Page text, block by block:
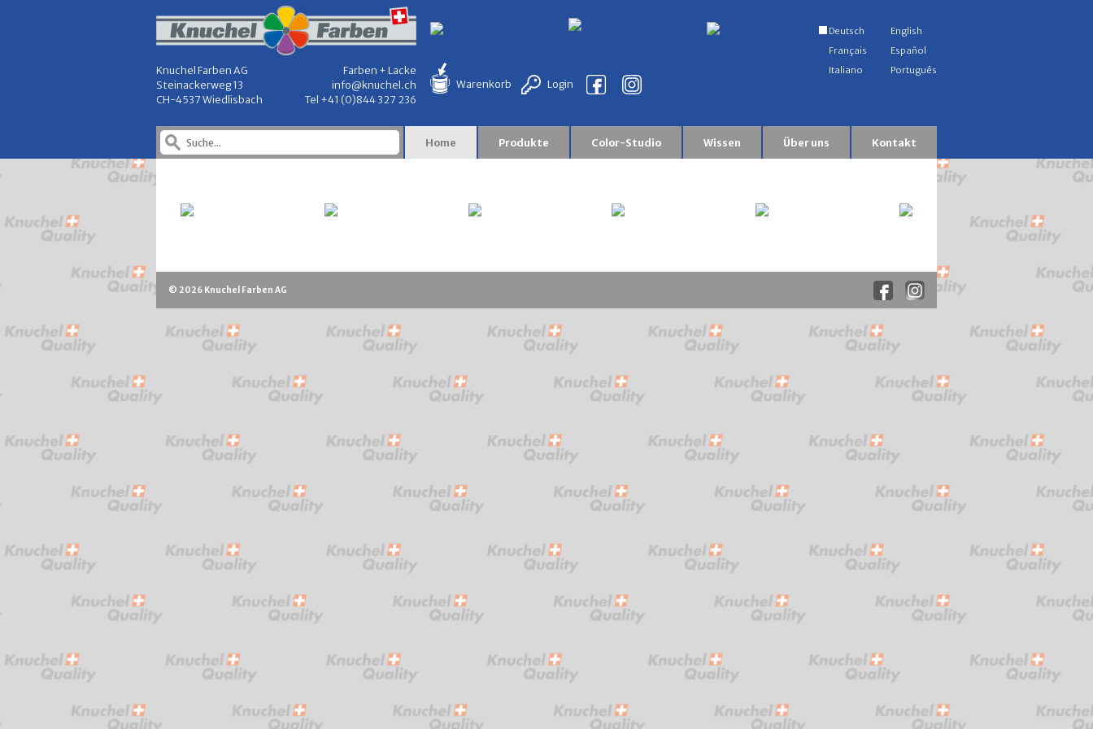
Knuchel Farben AG
Steinackerweg 13
CH-4537 Wiedlisbach
Farben + Lacke
info@knuchel.ch
Tel +41 (0)844 327 236
Warenkorb Login
Deutsch
Français
Italiano
English
Español
Português
Home Produkte Color-Studio Wissen Über uns Kontakt
© 2026 Knuchel Farben AG